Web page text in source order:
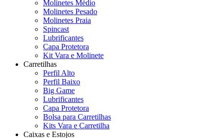
Molinetes Médio
Molinetes Pesado
Molinetes Praia
Spincast
Lubrificantes
Capa Protetora
Kit Vara e Molinete
Carretilhas
Perfil Alto
Perfil Baixo
Big Game
Lubrificantes
Capa Protetora
Bolsa para Carretilhas
Kits Vara e Carretilha
Caixas e Estojos